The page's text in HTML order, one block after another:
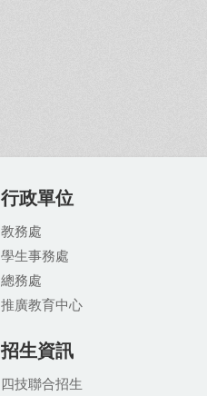
行政單位
教務處
學生事務處
總務處
推廣教育中心
招生資訊
四技聯合招生